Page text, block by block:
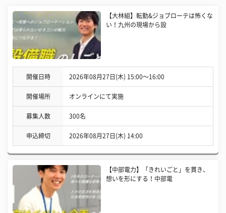
【大林組】転勤&ジョブローテは怖くな
い！九州の現場から設
開催日時 2026年08月27日(木) 15:00〜16:00
開催場所 オンラインにて実施
募集人数 300名
申込締切 2026年08月27日(木) 14:00
【中部電力】「きれいごと」を貫き、
想いを形にする！中部電